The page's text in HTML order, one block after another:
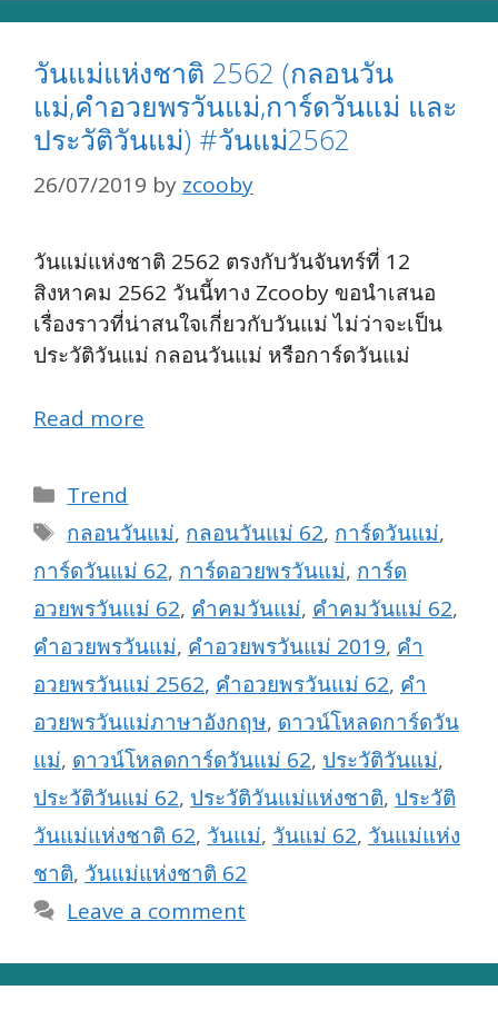
วันแม่แห่งชาติ 2562 (กลอนวัน
แม่,คำอวยพรวันแม่,การ์ดวันแม่ และ
ประวัติวันแม่) #วันแม่2562
26/07/2019 by zcooby
วันแม่แห่งชาติ 2562 ตรงกับวันจันทร์ที่ 12
สิงหาคม 2562 วันนี้ทาง Zcooby ขอนำเสนอ
เรื่องราวที่น่าสนใจเกี่ยวกับวันแม่ ไม่ว่าจะเป็น
ประวัติวันแม่ กลอนวันแม่ หรือการ์ดวันแม่
Read more
Categories
Trend
Tags
กลอนวันแม่, กลอนวันแม่ 62, การ์ดวันแม่,
การ์ดวันแม่ 62, การ์ดอวยพรวันแม่, การ์ด
อวยพรวันแม่ 62, คำคมวันแม่, คำคมวันแม่ 62,
คำอวยพรวันแม่, คำอวยพรวันแม่ 2019, คำ
อวยพรวันแม่ 2562, คำอวยพรวันแม่ 62, คำ
อวยพรวันแม่ภาษาอังกฤษ, ดาวน์โหลดการ์ดวัน
แม่, ดาวน์โหลดการ์ดวันแม่ 62, ประวัติวันแม่,
ประวัติวันแม่ 62, ประวัติวันแม่แห่งชาติ, ประวัติ
วันแม่แห่งชาติ 62, วันแม่, วันแม่ 62, วันแม่แห่ง
ชาติ, วันแม่แห่งชาติ 62
Leave a comment